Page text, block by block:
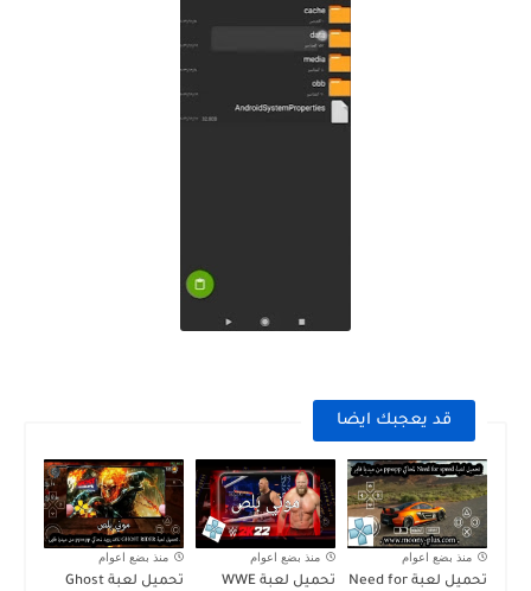
قد يعجبك ايضا
منذ بضع اعوام
تحميل لعبة Need for
منذ بضع اعوام
تحميل لعبة WWE
منذ بضع اعوام
تحميل لعبة Ghost